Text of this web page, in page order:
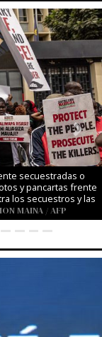
secuestradas o
y pancartas frente
los secuestros y las
MAINA / AFP
Next